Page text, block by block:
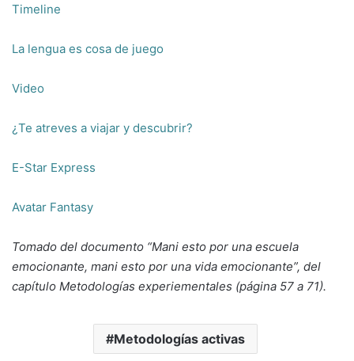
Timeline
La lengua es cosa de juego
Video
¿Te atreves a viajar y descubrir?
E-Star Express
Avatar Fantasy
Tomado del documento “Mani esto por una escuela
emocionante, mani esto por una vida emocionante”, del
capítulo Metodologías experiementales (página 57 a 71).
Metodologías activas